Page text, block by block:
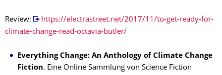
Review:
https://electrastreet.net/2017/11/to-get-ready-for-
climate-change-read-octavia-butler/
Everything Change: An Anthology of Climate Change
Fiction. Eine Online Sammlung von Science Fiction